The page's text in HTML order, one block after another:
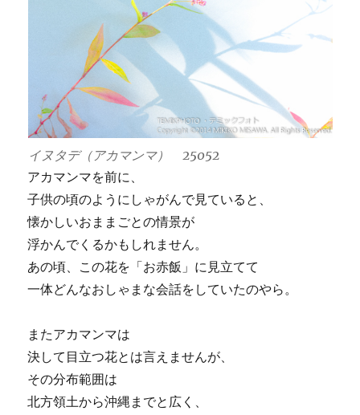
イヌタデ（アカマンマ） 25052
アカマンマを前に、
子供の頃のようにしゃがんで見ていると、
懐かしいおままごとの情景が
浮かんでくるかもしれません。
あの頃、この花を「お赤飯」に見立てて
一体どんなおしゃまな会話をしていたのやら。
またアカマンマは
決して目立つ花とは言えませんが、
その分布範囲は
北方領土から沖縄までと広く、